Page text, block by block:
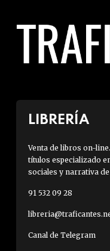
LIBRERÍA
Venta de libros on-
títulos especializado
sociales y narrativa
91 532 09 28
Canal de Telegram